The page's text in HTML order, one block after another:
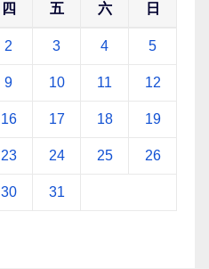
四 五 六 日
2 3 4 5
9 10 11 12
16 17 18 19
23 24 25 26
30 31